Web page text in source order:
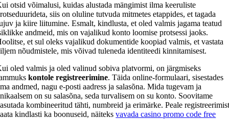
otsid võimalusi, kuidas alustada mängimist ilma keeruliste
siis on oluline tutvuda mitmetes etappides, et tagada
ja kiire liitumine. Esmalt, kindlusta, et oled valmis jagama teatud
andmeid, mis on vajalikud konto loomise protsessi jaoks.
et sul oleks vajalikud dokumentide koopiad valmis, et vastata
nõudmistele, mis võivad tuleneda identiteedi kinnitamisest.
oled valmis ja oled valinud sobiva platvormi, on järgmiseks
kontole registreerimine. Täida online-formulaari, sisestades
andmed, nagu e-posti aadress ja salasõna. Mida tugevam ja
on su salasõna, seda turvalisem on su konto. Soovitame
kombineeritud tähti, numbreid ja erimärke. Peale
kindlasti ka boonuseid, näiteksvavada casino promo code free